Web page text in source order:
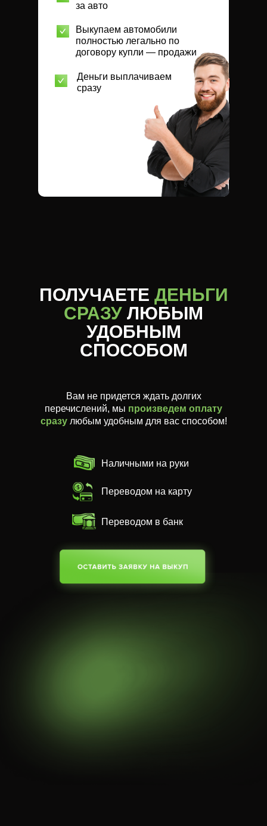
Выкупаем автомобили
полностью легально по
договору купли — продажи
Деньги выплачиваем
сразу
за авто
Наличными на руки
Переводом на карту
Переводом в банк
Вам не придется ждать долгих
перечислений, мы произведем оплату
сразу любым удобным для вас способом!
ПОЛУЧАЕТЕ ДЕНЬГИ
СРАЗУ ЛЮБЫМ
УДОБНЫМ
СПОСОБОМ